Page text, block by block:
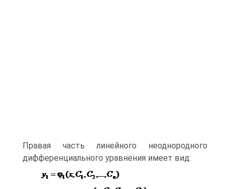
Правая часть линейного неоднородного
дифференциального уравнения имеет вид: